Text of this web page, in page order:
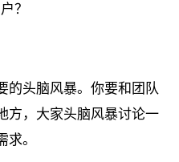
？
的头脑风暴。你要和团队
方，大家头脑风暴讨论一
。